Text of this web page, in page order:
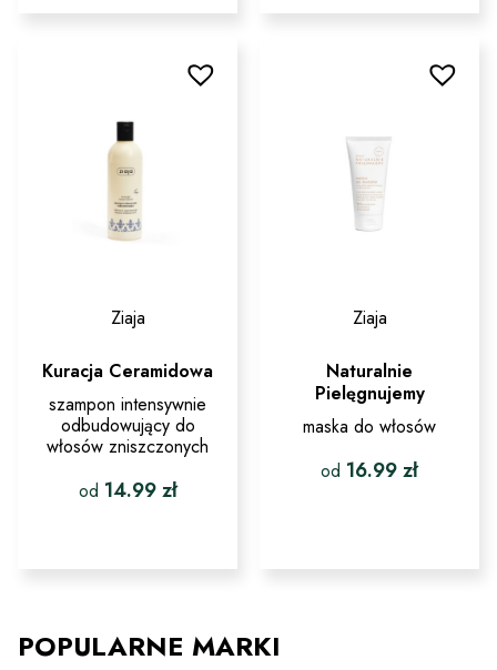
wiele
na
stronie
produktu
ma
na
stronie
produktu
Ziaja
Kuracja Ceramidowa
szampon intensywnie
odbudowujący do
włosów zniszczonych
od 14.99zł
ma
Opcje
można
Ziaja
Naturalnie
Pielęgnujemy
maska do włosów
od 16.99zł
wiele
POPULARNE MARKI